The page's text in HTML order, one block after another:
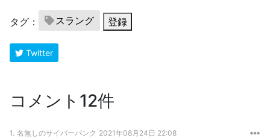
タグ： スラング 登録
Twitter
コメント12件
1. 名無しのサイバーパンク 2021年08月24日 22:08